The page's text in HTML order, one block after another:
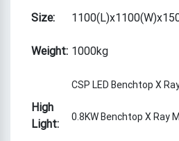
Size:
Weight: 1000kg
High
Light:
CSP LED Benchtop X
0.8KW Benchtop X Ray